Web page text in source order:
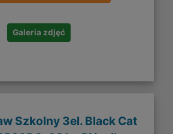
Galeria zdjęć
Szkolny 3el. Black Cat